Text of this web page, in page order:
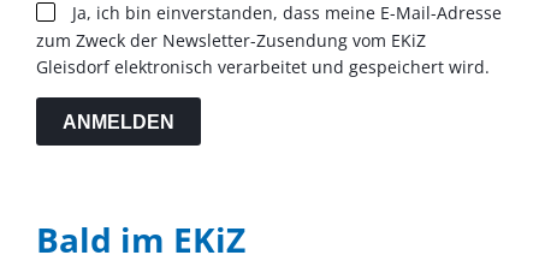
Ja, ich bin einverstanden, dass meine E-Mail-Adresse
zum Zweck der Newsletter-Zusendung vom EKiZ
Gleisdorf elektronisch verarbeitet und gespeichert wird.
ANMELDEN
Bald im EKiZ